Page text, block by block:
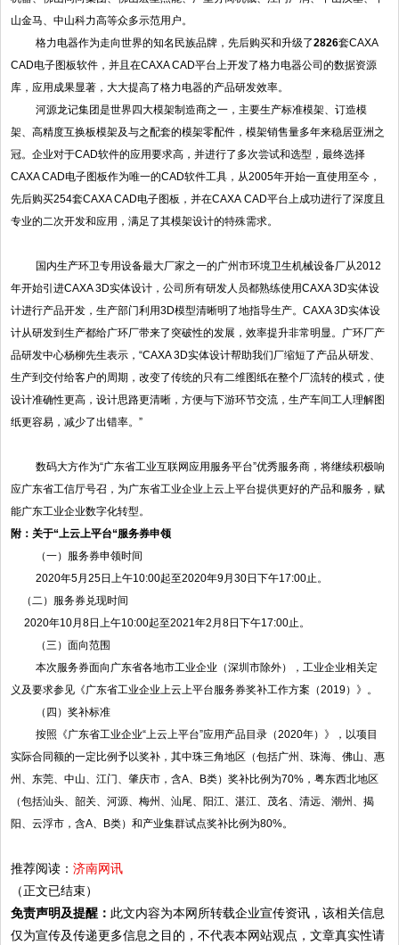
山金马、中山科力高等众多示范用户。
格力电器作为走向世界的知名民族品牌，先后购买和升级了2826套CAXA
CAD电子图板软件，并且在CAXA CAD平台上开发了格力电器公司的数据资源
库，应用成果显著，大大提高了格力电器的产品研发效率。
河源龙记集团是世界四大模架制造商之一，主要生产标准模架、订造模
架、高精度互换板模架及与之配套的模架零配件，模架销售量多年来稳居亚洲之
冠。企业对于CAD软件的应用要求高，并进行了多次尝试和选型，最终选择
CAXA CAD电子图板作为唯一的CAD软件工具，从2005年开始一直使用至今，
先后购买254套CAXA CAD电子图板，并在CAXA CAD平台上成功进行了深度且
专业的二次开发和应用，满足了其模架设计的特殊需求。
国内生产环卫专用设备最大厂家之一的广州市环境卫生机械设备厂从2012
年开始引进CAXA 3D实体设计，公司所有研发人员都熟练使用CAXA 3D实体设
计进行产品开发，生产部门利用3D模型清晰明了地指导生产。CAXA 3D实体设
计从研发到生产都给广环厂带来了突破性的发展，效率提升非常明显。广环厂产
品研发中心杨柳先生表示，“CAXA 3D实体设计帮助我们厂缩短了产品从研发、
生产到交付给客户的周期，改变了传统的只有二维图纸在整个厂流转的模式，使
设计准确性更高，设计思路更清晰，方便与下游环节交流，生产车间工人理解图
纸更容易，减少了出错率。”
数码大方作为“广东省工业互联网应用服务平台”优秀服务商，将继续积极响
应广东省工信厅号召，为广东省工业企业上云上平台提供更好的产品和服务，赋
能广东工业企业数字化转型。
附：关于“上云上平台“服务券申领
（一）服务券申领时间
2020年5月25日上午10:00起至2020年9月30日下午17:00止。
（二）服务券兑现时间
2020年10月8日上午10:00起至2021年2月8日下午17:00止。
（三）面向范围
本次服务券面向广东省各地市工业企业（深圳市除外），工业企业相关定
义及要求参见《广东省工业企业上云上平台服务券奖补工作方案（2019）》。
（四）奖补标准
按照《广东省工业企业“上云上平台”应用产品目录（2020年）》，以项目
实际合同额的一定比例予以奖补，其中珠三角地区（包括广州、珠海、佛山、惠
州、东莞、中山、江门、肇庆市，含A、B类）奖补比例为70%，粤东西北地区
（包括汕头、韶关、河源、梅州、汕尾、阳江、湛江、茂名、清远、潮州、揭
阳、云浮市，含A、B类）和产业集群试点奖补比例为80%。
推荐阅读：济南网讯
（正文已结束）
免责声明及提醒： 此文内容为本网所转载企业宣传资讯，该相关信息
仅为宣传及传递更多信息之目的，不代表本网站观点，文章真实性请